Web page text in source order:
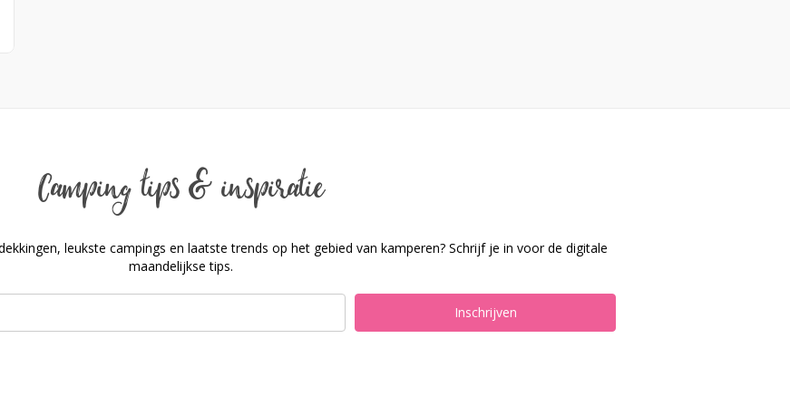
Camping tips & inspiratie
leukste campings en laatste trends op het gebied van kamperen? Schrijf je in voor de digitale
maandelijkse tips.
Inschrijven